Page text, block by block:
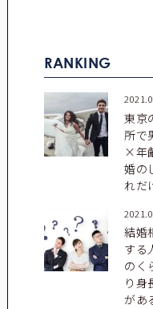
RANKING
東京
所で
×年
婚の
れだ
結婚
する
のく
り身
があ